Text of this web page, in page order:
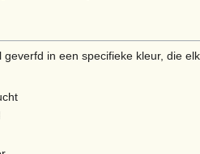
geverfd in een specifieke kleur, die